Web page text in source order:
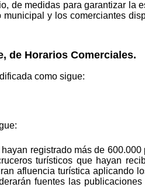
de medidas para garantizar la
y los comerciantes
de Horarios Comerciales.
como sigue:
registrado más de
turísticos que hayan
afluencia turística aplicando
fuentes las